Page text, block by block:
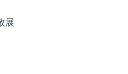
展